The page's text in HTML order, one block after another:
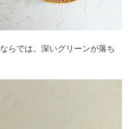
らでは。深いグリーンが落ち